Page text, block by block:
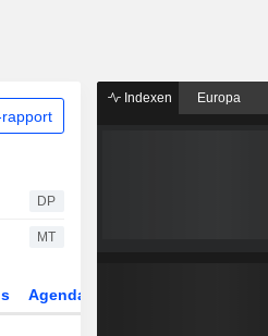
DP
MT
Agenda
Indexen Europa